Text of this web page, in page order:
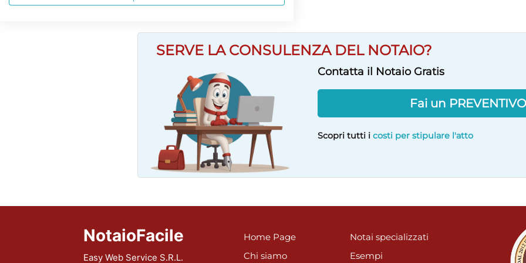
SERVE LA CONSULENZA DEL NOTAIO?
Contatta il Notaio Gratis
Fai un
Scopri tutti icosti per stipulare l'atto
NotaioFacile
Easy Web Service S.R.L.
Home Page
Chi siamo
Notai specializzati
Esempi